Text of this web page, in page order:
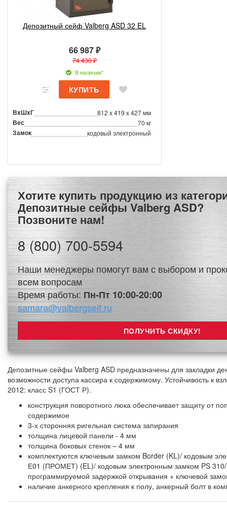
Депозитный сейф Valberg ASD 32 EL
66 987 ₽
74 430 ₽
В наличии*
ВxШxГ 812 x 419 x 427 мм
Вес 70 кг
Замок кодовый электронный
Хотите купить продукцию из категории
Депозитные сейфы Valberg ASD?
Позвоните нам!
8 (800) 700-5594
Наши менеджеры помогут вам с выбором и
всем вопросам
Время работы: Пн-Пт 10:00-20:00
samara@valbergseif.ru
Депозитные сейфы Valberg ASD предназначены для закладки
возможности доступа кассира к содержимому. Устойчивость к
2012: класс S1 (ГОСТ Р).
конструкция поворотного люка обеспечивает защиту от
содержимое
3-х сторонняя ригельная система запирания
толщина лицевой панели - 4 мм
толщина боковых стенок – 4 мм
комплектуются ключевым замком Border (KL)/ кодовым
Е01 (ПРОМЕТ) (EL)/ кодовым электронным замком PS
программируемой задержкой открывания + ключевой
наличие анкерного крепления к полу, анкерный болт в